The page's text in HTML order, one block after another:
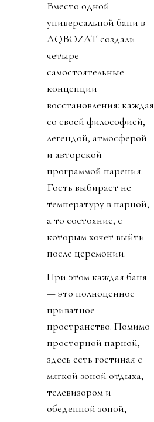
Вместо одной
универсальной бани в
AQBOZAT создали
четыре
самостоятельные
концепции
восстановления: каждая
со своей философией,
легендой, атмосферой
и авторской
программой парения.
Гость выбирает не
температуру в парной,
а то состояние, с
которым хочет выйти
после церемонии.
При этом каждая баня
— это полноценное
приватное
пространство. Помимо
просторной парной,
здесь есть гостиная с
мягкой зоной отдыха,
телевизором и
обеденной зоной,